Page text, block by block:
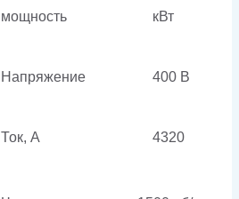
мощность
кВт
Напряжение 400 В
Ток, А 4320